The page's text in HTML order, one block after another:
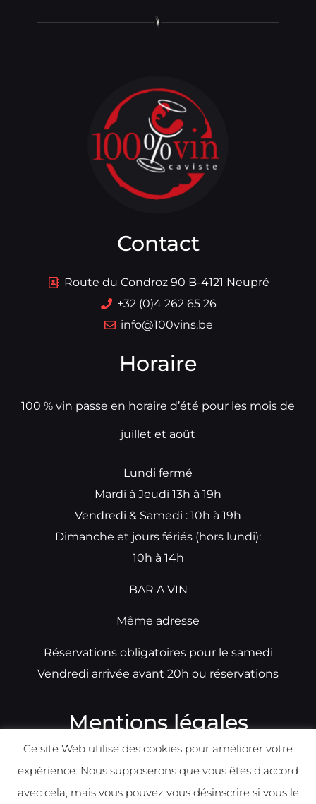
Contact
Route du Condroz 90 B-4121 Neupré
+32 (0)4 262 65 26
info@100vins.be
Horaire
100 % vin passe en horaire d’été pour les mois de
juillet et août
Lundi fermé
Mardi à Jeudi 13h à 19h
Vendredi & Samedi : 10h à 19h
Dimanche et jours fériés (hors lundi):
10h à 14h
BAR A VIN
Même adresse
Réservations obligatoires pour le samedi
Vendredi arrivée avant 20h ou réservations
Mentions légales
Ce site Web utilise des cookies pour améliorer votre
expérience. Nous supposerons que vous êtes d'accord
avec cela, mais vous pouvez vous désinscrire si vous le